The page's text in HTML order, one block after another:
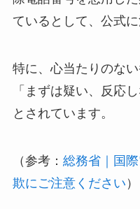
ているとして、公式
特に、心当たりのな
「まずは疑い、反応
とされています。
（参考： 総務省｜国
欺にご注意ください ）